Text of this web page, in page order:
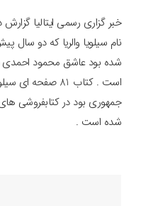
خبر گزاری رسمی ایتالیا گزارش
نام سیلویا والریا که دو سال
شده بود عاشق محمود احمدی
است . کتاب 81
شده است .